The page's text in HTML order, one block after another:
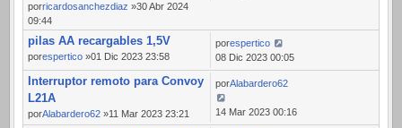
porricardosanchezdiaz »30 Abr 2024
09:44
pilas AA recargables 1,5V
porespertico »01 Dic 2023 23:58
porespertico
08 Dic 2023 00:05
Interruptor remoto para Convoy
L21A
porAlabardero62 »11 Mar 2023 23:21
porAlabardero62
14 Mar 2023 00:16